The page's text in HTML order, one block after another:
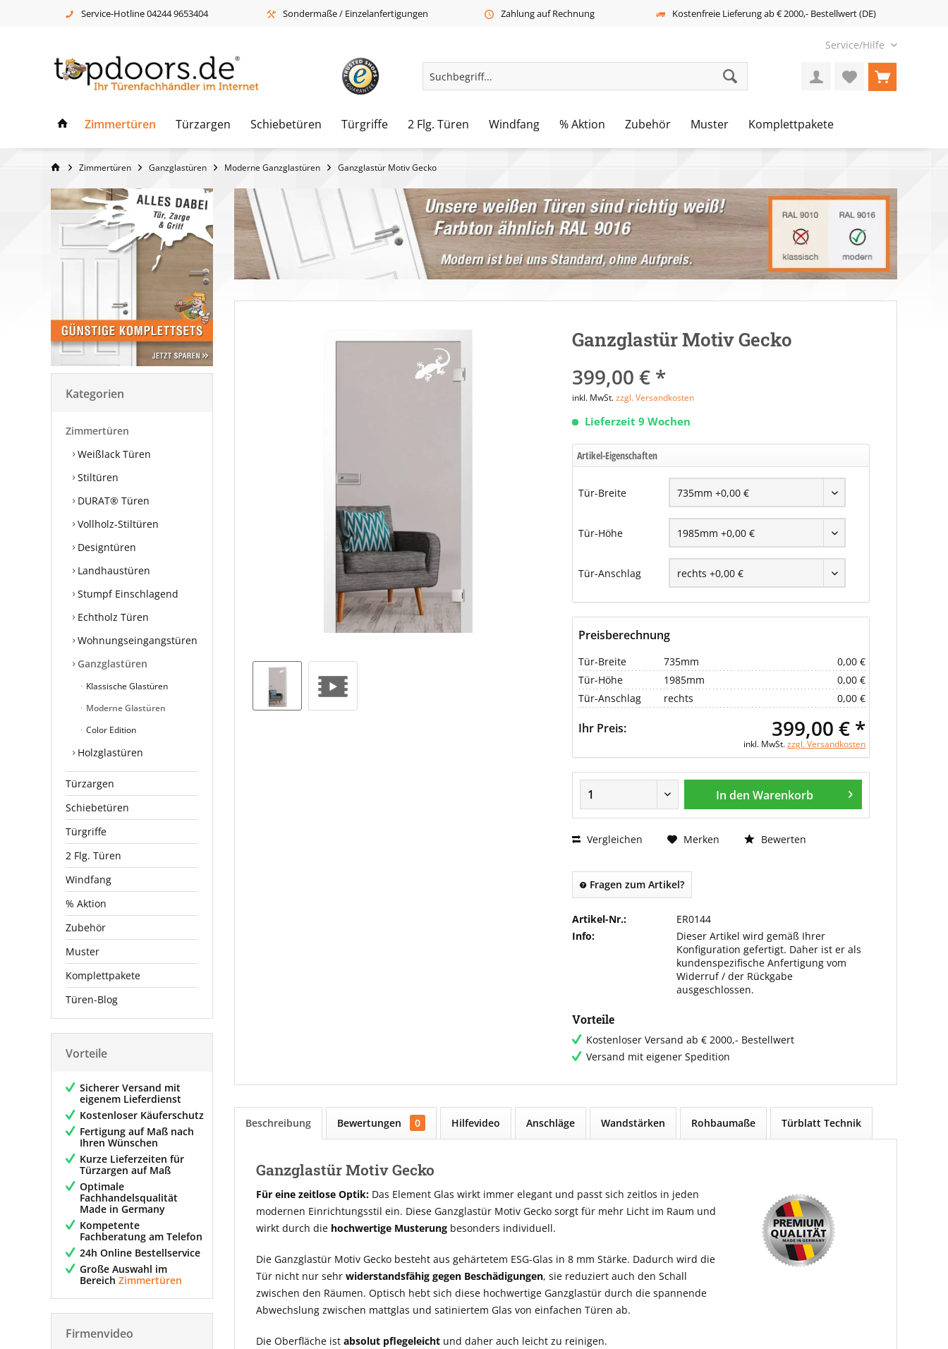
Service-Hotline 04244 9653404 Sondermaße / Einzelanfertigungen Zahlung auf Rechnung Kostenfreie Lieferung ab € 2000,- Bestellwert (DE)
Service/Hilfe
Zimmertüren Türzargen Schiebetüren Türgriffe 2 Flg. Türen Windfang % Aktion Zubehör Muster Komplettpakete
Zimmertüren Ganzglastüren Moderne Ganzglastüren Ganzglastür Motiv Gecko
Kategorien
Zimmertüren
Weißlack Türen
Stiltüren
DURAT® Türen
Vollholz-Stiltüren
Designtüren
Landhaustüren
Stumpf Einschlagend
Echtholz Türen
Wohnungseingangstüren
Ganzglastüren
Klassische Glastüren
Moderne Glastüren
Color Edition
Holzglastüren
Türzargen
Schiebetüren
Türgriffe
2 Flg. Türen
Windfang
% Aktion
Zubehör
Muster
Komplettpakete
Türen-Blog
Vorteile
Sicherer Versand mit
eigenem Lieferdienst
Kostenloser Käuferschutz
Fertigung auf Maß nach
Ihren Wünschen
Kurze Lieferzeiten für
Türzargen auf Maß
Optimale
Fachhandelsqualität
Made in Germany
Kompetente
Fachberatung am Telefon
24h Online Bestellservice
Große Auswahl im
Bereich Zimmertüren
Firmenvideo
Ganzglastür Motiv Gecko
399,00 € *
inkl. MwSt.zzgl. Versandkosten
Lieferzeit 9 Wochen
Artikel-Eigenschaften
Tür-Breite
Tür-Höhe
Tür-Anschlag
Preisberechnung
Tür-Breite 735mm
0,00 €
Tür-Höhe
1985mm
0,00 €
Tür-Anschlag
rechts 0,00 €
Ihr Preis: 399,00 € *
inkl. MwSt.zzgl. Versandkosten
In den Warenkorb
Vergleichen Merken Bewerten
Fragen zum Artikel?
Artikel-Nr.:
ER0144
Info:
Dieser Artikel wird gemäß Ihrer
Konfiguration gefertigt. Daher ist er als
kundenspezifische Anfertigung vom
Widerruf / der Rückgabe
ausgeschlossen.
Vorteile
Kostenloser Versand ab € 2000,- Bestellwert
Versand mit eigener Spedition
Beschreibung Bewertungen 0 Hilfevideo Anschläge Wandstärken Rohbaumaße Türblatt Technik
Ganzglastür Motiv Gecko
Für eine zeitlose Optik: Das Element Glas wirkt immer elegant und passt sich zeitlos in jeden
modernen Einrichtungsstil ein. Diese Ganzglastür Motiv Gecko sorgt für mehr Licht im Raum und
wirkt durch die hochwertige Musterung besonders individuell.
Die Ganzglastür Motiv Gecko besteht aus gehärtetem ESG-Glas in 8 mm Stärke. Dadurch wird die
Tür nicht nur sehr widerstandsfähig gegen Beschädigungen, sie reduziert auch den Schall
zwischen den Räumen. Optisch hebt sich diese hochwertige Ganzglastür durch die spannende
Abwechslung zwischen mattglas und satiniertem Glas von einfachen Türen ab.
Die Oberfläche ist absolut pflegeleicht und daher auch leicht zu reinigen.